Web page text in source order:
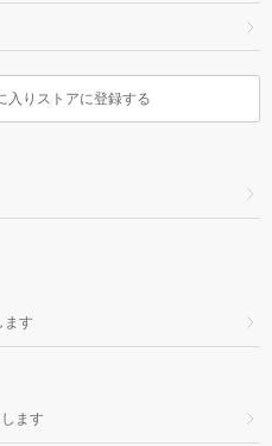
入りストアに登録する
ます
ます